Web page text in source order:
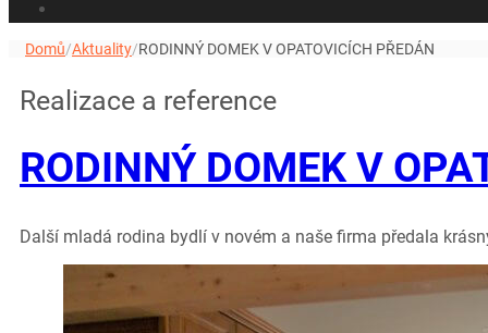
Domů/Aktuality/RODINNÝ DOMEK V OPATOVICÍCH PŘEDÁN
Realizace a reference
RODINNÝ DOMEK V
Další mladá rodina bydlí v novém a naše firma předala